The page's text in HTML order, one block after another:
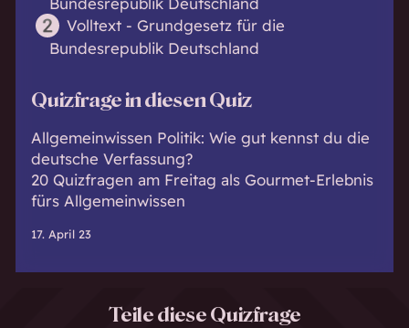
Volltext - Grundgesetz für die
Bundesrepublik Deutschland
Quizfrage in diesen Quiz
Allgemeinwissen Politik: Wie gut kennst du die
deutsche Verfassung?
20 Quizfragen am Freitag als Gourmet-Erlebnis
fürs Allgemeinwissen
17. April 23
Teile diese Quizfrage